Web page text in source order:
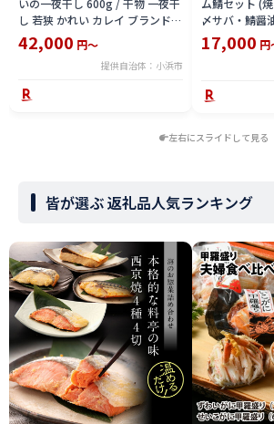
いの一夜干し 600g / 干物 一夜干
し 若狭 かれい カレイ ブランド
福井 ヤナギムシカレイ 焼き魚 魚
介 冷凍 小分け 【配送不可地域：
北海道・沖縄・離島】
[BFAE023]
42,000 円～
提供自治体：小浜市
ム鯖セット (
〆サバ・鯖醤
ば 小浜市 / 上
地域：北海道
17,000 円
左右にスライドして見る
皆が選ぶ 返礼品人気ランキング